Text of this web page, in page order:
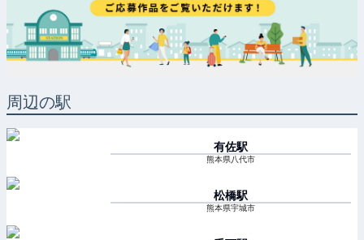
周辺の駅
有佐駅
熊本県八代市
松橋駅
熊本県宇城市